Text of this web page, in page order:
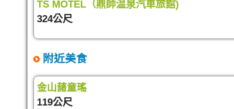
TS MOTEL（鼎帥温泉汽車旅館)
324公尺
附近美食
金山藷童瑤
119公尺